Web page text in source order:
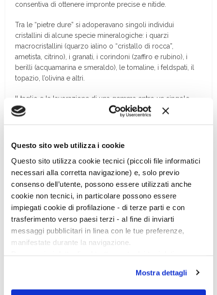
Questo sito web utilizza i cookie
Questo sito utilizza cookie tecnici (piccoli file informatici
necessari alla corretta navigazione) e, solo previo
consenso dell’utente, possono essere utilizzati anche
cookie non tecnici, in particolare possono essere
impiegati cookie di profilazione - di terze parti e con
trasferimento verso paesi terzi - al fine di inviarti
messaggi pubblicitari in linea con le tue preferenze,
manifestate durante la navigazione.
scelte privacy sui cookie, ti invitiamo a prendere visione
dell’informativa cookie.
Mostra dettagli
consentiva di ottenere impronte precise e nitide.
Tra le “pietre dure” si adoperavano singoli individui
cristallini di alcune specie mineralogiche: i quarzi
macrocristallini (quarzo ialino o “cristallo di rocca”,
ametista, citrino), i granati, i corindoni (zaffiro e rubino), i
berilli (acquamarina e smeraldo), le tomaline, i feldspati, il
topazio, l’olivina e altri.
Il taglio e la lavorazione di una gemma entro un singolo
cristallo erano abbastanza agevoli con i metodi in uso
nell’antichità, anche se la durezza, proprietà vettoriale,
di taglio e incisione. Si doveva però tener presente
l’eventuale sfaldatura di alcuni materiali, rispetto ad altri
soggetti a frattura casuale. […]